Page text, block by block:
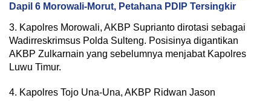
Dapil 6 Morowali-Morut, Petahana PDIP Tersingkir
3. Kapolres Morowali, AKBP Suprianto dirotasi sebagai
Wadirreskrimsus Polda Sulteng. Posisinya digantikan
AKBP Zulkarnain yang sebelumnya menjabat Kapolres
Luwu Timur.
4. Kapolres Tojo Una-Una, AKBP Ridwan Jason